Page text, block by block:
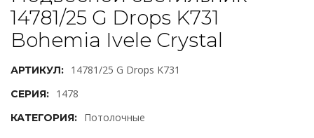
14781/25 G Drops K731
Bohemia Ivele Crystal
АРТИКУЛ: 14781/25 G Drops K731
СЕРИЯ: 1478
КАТЕГОРИЯ: Потолочные